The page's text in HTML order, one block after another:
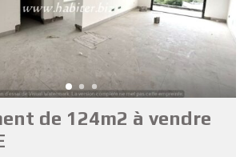
de 124m2 à vendre